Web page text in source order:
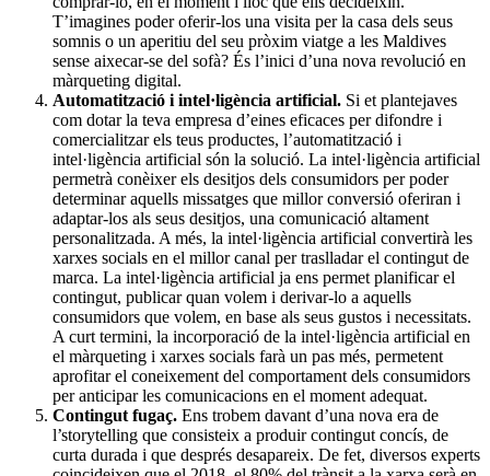
T’imagines poder oferir-los una visita per la casa dels seus
somnis o un aperitiu del seu pròxim viatge a les Maldives
sense aixecar-se del sofà? És l’inici d’una nova revolució en
màrqueting digital.
Automatització i intel·ligència artificial. Si et plantejaves
com dotar la teva empresa d’eines eficaces per difondre i
comercialitzar els teus productes, l’automatització i
intel·ligència artificial són la solució. La intel·ligència artificial
permetrà conèixer els desitjos dels consumidors per poder
determinar aquells missatges que millor conversió oferiran i
adaptar-los als seus desitjos, una comunicació altament
personalitzada. A més, la intel·ligència artificial convertirà les
xarxes socials en el millor canal per traslladar el contingut de
marca. La intel·ligència artificial ja ens permet planificar el
contingut, publicar quan volem i derivar-lo a aquells
consumidors que volem, en base als seus gustos i necessitats.
A curt termini, la incorporació de la intel·ligència artificial en
el màrqueting i xarxes socials farà un pas més, permetent
aprofitar el coneixement del comportament dels consumidors
per anticipar les comunicacions en el moment adequat.
Contingut fugaç. Ens trobem davant d’una nova era de
l’storytelling que consisteix a produir contingut concís, de
curta durada i que després desapareix. De fet, diversos experts